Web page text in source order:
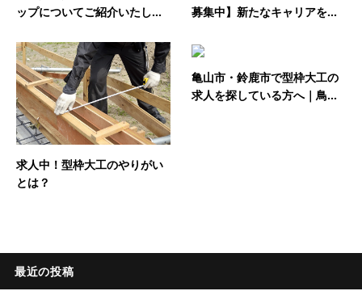
ップについてご紹介いたし...
募集中】新たなキャリアを...
求人中！型枠大工のやりがい
とは？
亀山市・鈴鹿市で型枠大工の
求人を探している方へ｜鳥...
最近の投稿